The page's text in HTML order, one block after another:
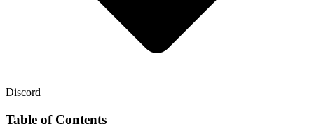
Discord
Table of Contents